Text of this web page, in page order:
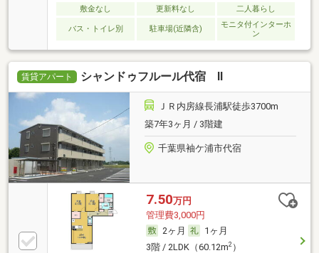
敷金なし 更新料なし 二人暮らし
バス・トイレ別 駐車場(近隣含)
モニタ付インターホ
ン
賃貸アパート シャンドゥフルール代宿 Ⅱ
ＪＲ内房線長浦駅徒歩3700m
築7年3ヶ月 / 3階建
千葉県袖ケ浦市代宿
7.50万円
管理費3,000円
2ヶ月
1ヶ月
3階 / 2LDK（60.12m2）